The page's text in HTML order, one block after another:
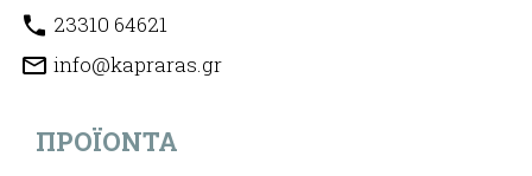
23310 64621
info@kapraras.gr
ΠΡΟΪΌΝΤΑ